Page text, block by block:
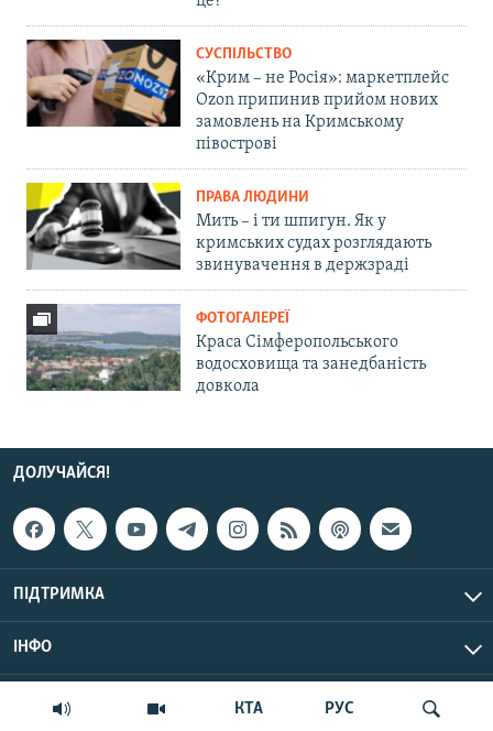
КТА РУС
СУСПІЛЬСТВО
«Крим – не Росія»: маркетплейс
Ozon припинив прийом нових
замовлень на Кримському
півострові
ПРАВА ЛЮДИНИ
Мить – і ти шпигун. Як у
кримських судах розглядають
звинувачення в держзраді
ФОТОГАЛЕРЕЇ
Краса Сімферопольського
водосховища та занедбаність
довкола
ДОЛУЧАЙСЯ!
ПІДТРИМКА
ІНФО
© Крим.Реалії, 2026 | Усі права застережено.